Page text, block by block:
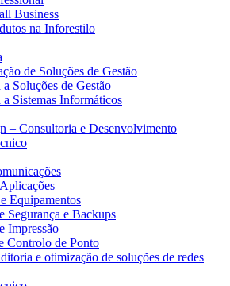
Business
na Inforestilo
de Soluções de Gestão
a Soluções de Gestão
a Sistemas Informáticos
– Consultoria e Desenvolvimento
Equipamentos
Segurança e Backups
Impressão
Controlo de Ponto
e otimização de soluções de redes